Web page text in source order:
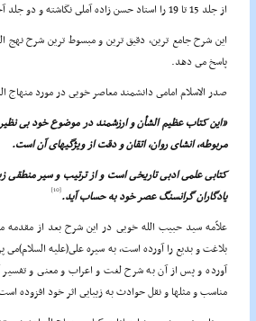
از جلد 15 تا 19 را استاد حسن زاده آملى نگاشته و دو جلد آخر هم اثر استاد محمد باقر کمره اى، به سبک میرزا حبیب الله است.
این شرح جامع ترین، دقیق ترین و مبسوط ترین شرح نهج
پاسخ مى دهد.
صدر الاسلام امامى دانشمند معاصر خویى در مورد منهاج
«این کتاب عظیم الشأن و ارزشمند در موضوع خود بى
مربوطه، انشاى روان، اتقان و دقت از ویژگیهاى آن است.
کتابى علمى ادبى تاریخى است و از ترتیب و سیر منطقى
یادگاران گرانسنگ عصر خود به حساب آید.[10]
علاّمه سید حبیب الله خویى در این شرح بعد از مقدمه
بلاغت و بدیع را آورده است، به سیره على(علیه السلام)مى
آورده و پس از آن به شرح لغت و اعراب و معنى و تفسیر
مناسب و مثلها و نقل حوادث به زیبایى اثر خود افزوده